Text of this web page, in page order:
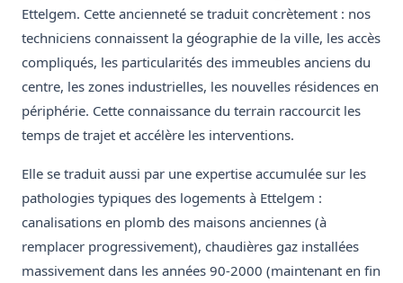
Ettelgem. Cette ancienneté se traduit concrètement : nos
techniciens connaissent la géographie de la ville, les accès
compliqués, les particularités des immeubles anciens du
centre, les zones industrielles, les nouvelles résidences en
périphérie. Cette connaissance du terrain raccourcit les
temps de trajet et accélère les interventions.
Elle se traduit aussi par une expertise accumulée sur les
pathologies typiques des logements à Ettelgem :
canalisations en plomb des maisons anciennes (à
remplacer progressivement), chaudières gaz installées
massivement dans les années 90-2000 (maintenant en fin